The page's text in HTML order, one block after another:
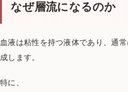
なぜ層流になるのか
血液は粘性を持つ液体であり、通
成します。
特に、